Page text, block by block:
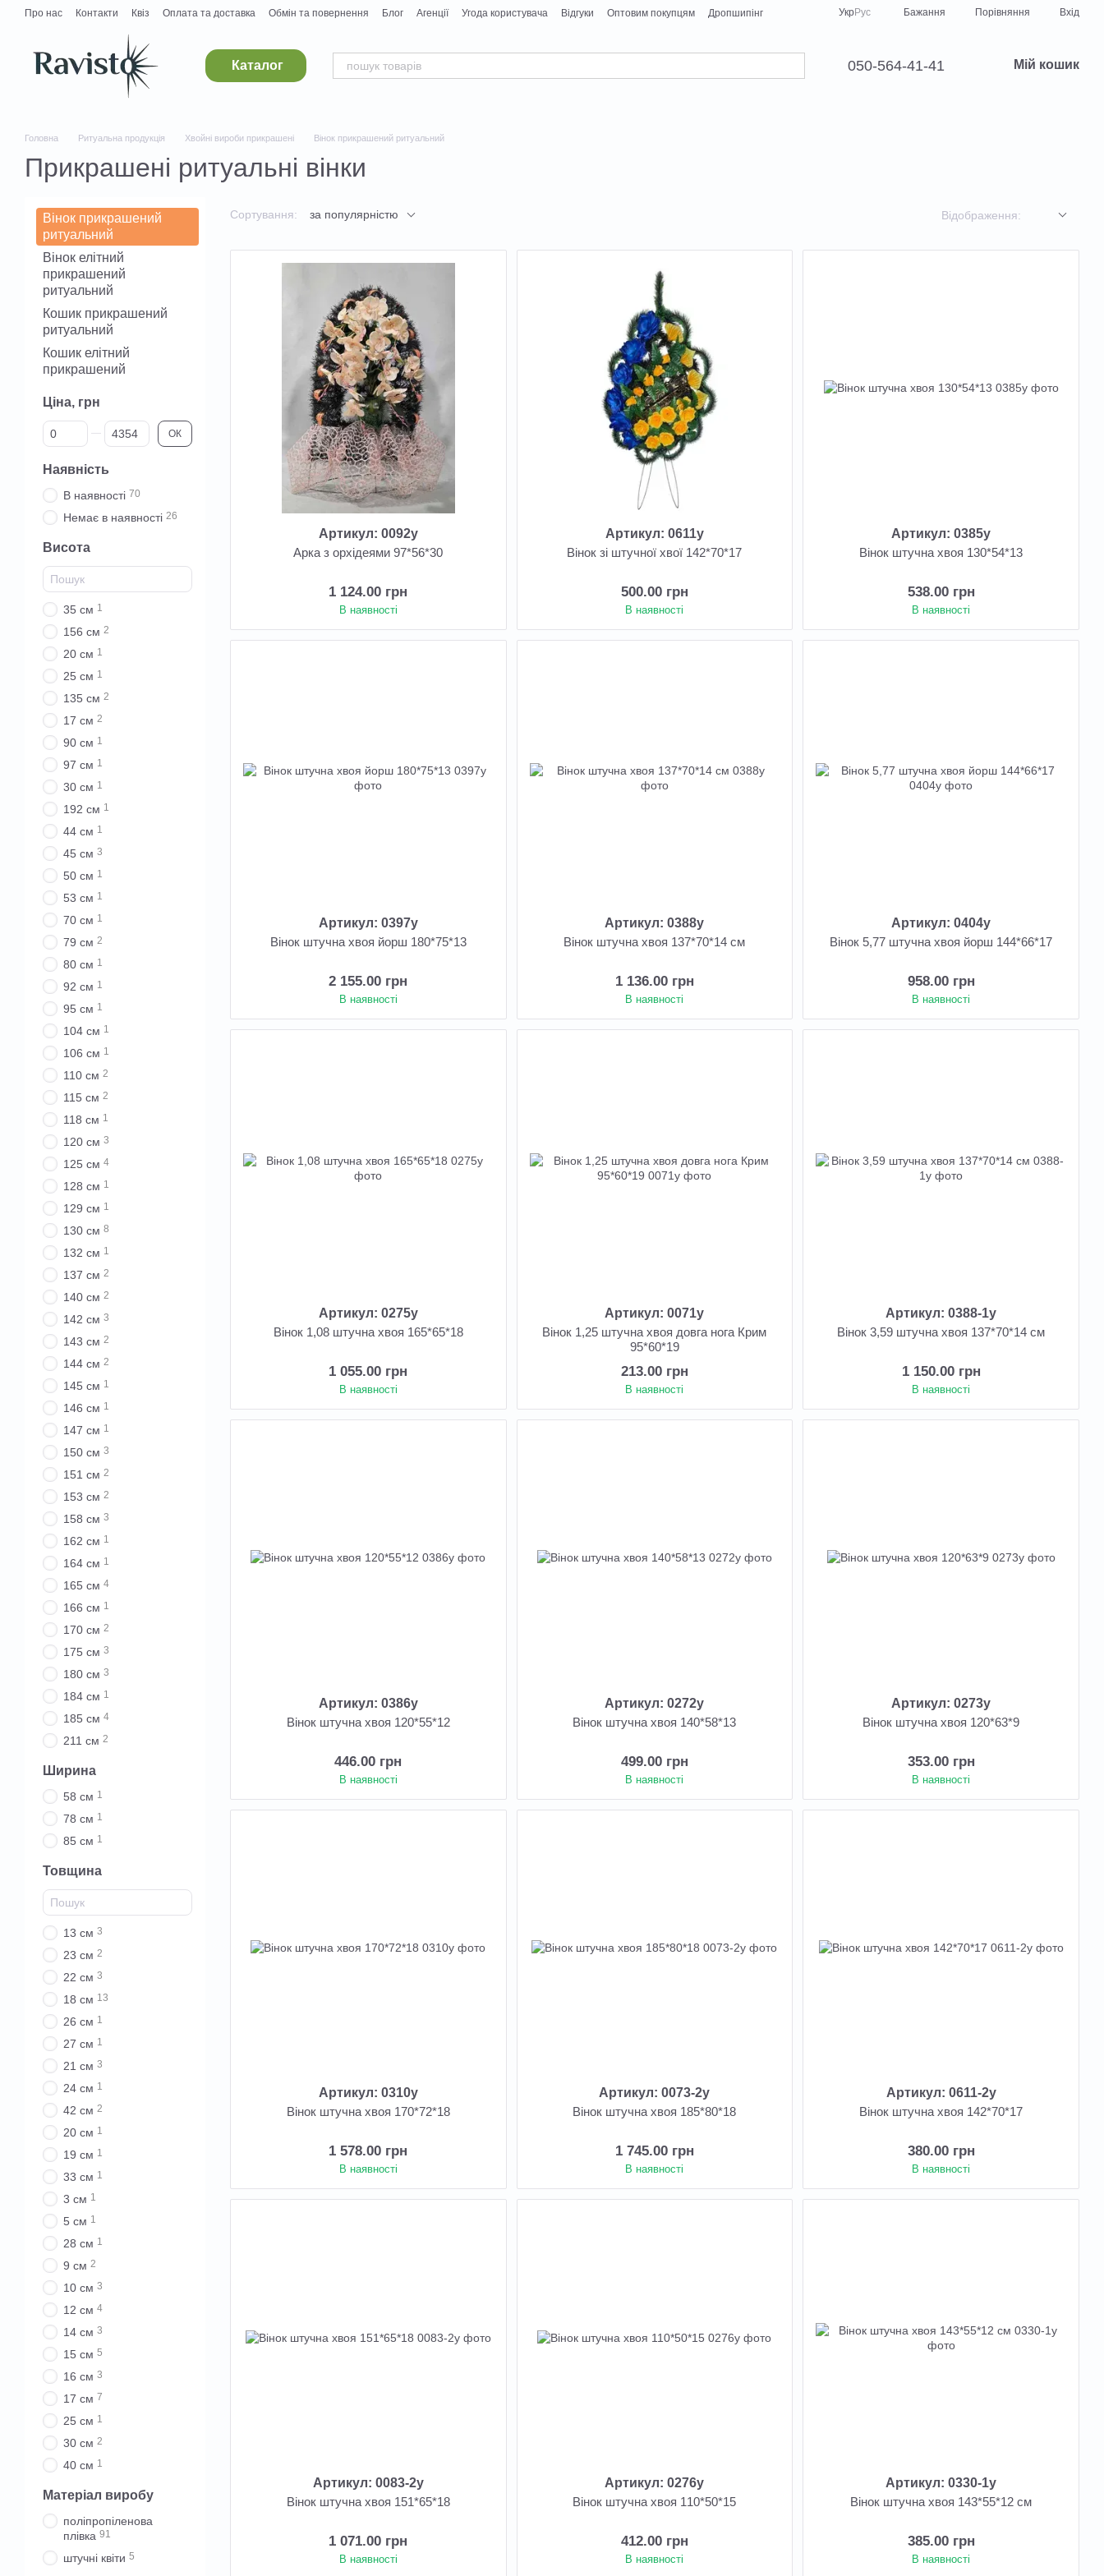
Перейти до основного контенту
Про нас Контакти Квіз Оплата та доставка Обмін та повернення Блог Агенції Угода користувача Відгуки Оптовим покупцям
Дропшипінг
УкрРус Бажання Порівняння Вхід
Каталог 050-564-41-41 Мій кошик
Головна Ритуальна продукція Хвойні вироби прикрашені Вінок прикрашений ритуальний
Прикрашені ритуальні вінки
Сортування: за популярністю Відображення:
Артикул: 0092у
Арка з орхідеями 97*56*30
1 124.00 грн
В наявності
Артикул: 0611у
Вінок зі штучної хвої 142*70*17
500.00 грн
В наявності
Артикул: 0385у
Вінок штучна хвоя 130*54*13
538.00 грн
В наявності
Артикул: 0397у
Вінок штучна хвоя йорш 180*75*13
2 155.00 грн
В наявності
Артикул: 0388у
Вінок штучна хвоя 137*70*14 см
1 136.00 грн
В наявності
Артикул: 0404у
Вінок 5,77 штучна хвоя йорш 144*66*17
958.00 грн
В наявності
Артикул: 0275у
Вінок 1,08 штучна хвоя 165*65*18
1 055.00 грн
В наявності
Артикул: 0071у
Вінок 1,25 штучна хвоя довга нога Крим
95*60*19
213.00 грн
В наявності
Артикул: 0388-1у
Вінок 3,59 штучна хвоя 137*70*14 см
1 150.00 грн
В наявності
Артикул: 0386у
Вінок штучна хвоя 120*55*12
446.00 грн
В наявності
Артикул: 0272у
Вінок штучна хвоя 140*58*13
499.00 грн
В наявності
Артикул: 0273у
Вінок штучна хвоя 120*63*9
353.00 грн
В наявності
Артикул: 0310у
Вінок штучна хвоя 170*72*18
1 578.00 грн
В наявності
Артикул: 0073-2у
Вінок штучна хвоя 185*80*18
1 745.00 грн
В наявності
Артикул: 0611-2у
Вінок штучна хвоя 142*70*17
380.00 грн
В наявності
Артикул: 0083-2у
Вінок штучна хвоя 151*65*18
1 071.00 грн
В наявності
Артикул: 0276у
Вінок штучна хвоя 110*50*15
412.00 грн
В наявності
Артикул: 0330-1у
Вінок штучна хвоя 143*55*12 см
385.00 грн
В наявності
Вінок прикрашений
ритуальний
Вінок елітний
прикрашений
ритуальний
Кошик прикрашений
ритуальний
Кошик елітний
прикрашений
Ціна, грн
Від Ціна, грн
До Ціна, грн ОК
Наявність
В наявності 70
Немає в наявності 26
Висота
35 см 1
156 см 2
20 см 1
25 см 1
135 см 2
17 см 2
90 см 1
97 см 1
30 см 1
192 см 1
44 см 1
45 см 3
50 см 1
53 см 1
70 см 1
79 см 2
80 см 1
92 см 1
95 см 1
104 см 1
106 см 1
110 см 2
115 см 2
118 см 1
120 см 3
125 см 4
128 см 1
129 см 1
130 см 8
132 см 1
137 см 2
140 см 2
142 см 3
143 см 2
144 см 2
145 см 1
146 см 1
147 см 1
150 см 3
151 см 2
153 см 2
158 см 3
162 см 1
164 см 1
165 см 4
166 см 1
170 см 2
175 см 3
180 см 3
184 см 1
185 см 4
211 см 2
Ширина
58 см 1
78 см 1
85 см 1
Товщина
13 см 3
23 см 2
22 см 3
18 см 13
26 см 1
27 см 1
21 см 3
24 см 1
42 см 2
20 см 1
19 см 1
33 см 1
3 см 1
5 см 1
28 см 1
9 см 2
10 см 3
12 см 4
14 см 3
15 см 5
16 см 3
17 см 7
25 см 1
30 см 2
40 см 1
Матеріал виробу
поліпропіленова
плівка 91
штучні квіти 5